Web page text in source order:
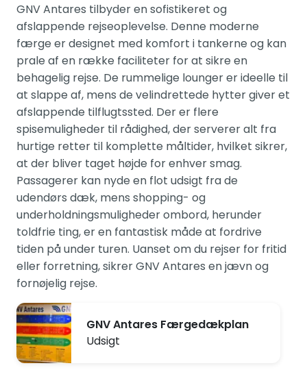
GNV Antares tilbyder en sofistikeret og
afslappende rejseoplevelse. Denne moderne
færge er designet med komfort i tankerne og kan
prale af en række faciliteter for at sikre en
behagelig rejse. De rummelige lounger er ideelle til
at slappe af, mens de velindrettede hytter giver et
afslappende tilflugtssted. Der er flere
spisemuligheder til rådighed, der serverer alt fra
hurtige retter til komplette måltider, hvilket sikrer,
at der bliver taget højde for enhver smag.
Passagerer kan nyde en flot udsigt fra de
udendørs dæk, mens shopping- og
underholdningsmuligheder ombord, herunder
toldfrie ting, er en fantastisk måde at fordrive
tiden på under turen. Uanset om du rejser for fritid
eller forretning, sikrer GNV Antares en jævn og
fornøjelig rejse.
GNV Antares Færgedækplan
Udsigt